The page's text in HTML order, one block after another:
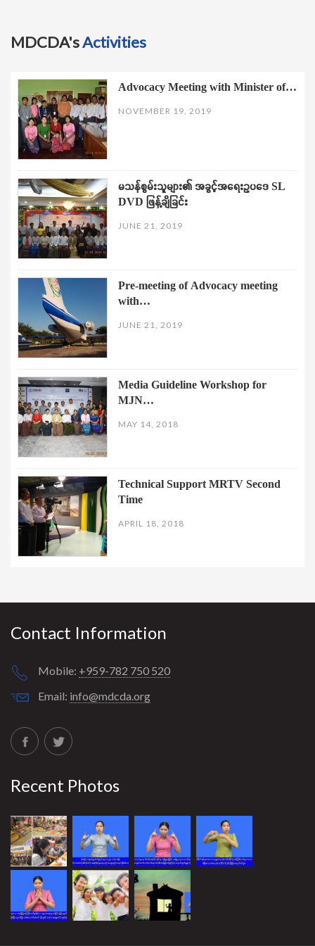
MDCDA'sActivities
Advocacy Meeting with Minister of…
NOVEMBER 19, 2019
မသန်စွမ်းသူများ၏ အခွင့်အရေးဥပဒေ SL
DVD ဖြန့်ချိခြင်း
JUNE 21, 2019
Pre-meeting of Advocacy meeting
with…
JUNE 21, 2019
Media Guideline Workshop for
MJN…
MAY 14, 2018
Technical Support MRTV Second
Time
APRIL 18, 2018
Contact Information
Mobile: +959-782 750 520
Email: info@mdcda.org
Recent Photos